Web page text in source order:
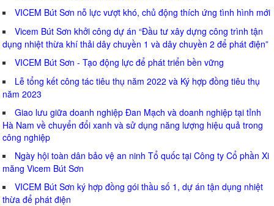
VICEM Bút Sơn nỗ lực vượt khó, chủ động thích ứng tình hình mới
Vicem Bút Sơn khởi công dự án “Đầu tư xây dựng công trình tận
dụng nhiệt thừa khí thải dây chuyền 1 và dây chuyền 2 để phát điện”
VICEM Bút Sơn - Tạo động lực để phát triển bền vững
Lễ tổng kết công tác tiêu thụ năm 2022 và Ký hợp đồng tiêu thụ
năm 2023
Giao lưu giữa doanh nghiệp Đan Mạch và doanh nghiệp tại tỉnh
Hà Nam về chuyển đổi xanh và sử dụng năng lượng hiệu quả trong
công nghiệp
Ngày hội toàn dân bảo vệ an ninh Tổ quốc tại Công ty Cổ phần Xi
măng Vicem Bút Sơn
VICEM Bút Sơn ký hợp đồng gói thầu số 1, dự án tận dụng nhiệt
thừa để phát điện